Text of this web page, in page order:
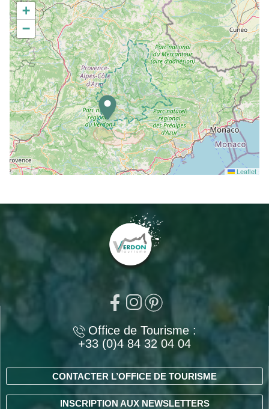
+
−
Leaflet
Office de Tourisme :
+33 (0)4 84 32 04 04
CONTACTER L’OFFICE DE TOURISME
INSCRIPTION AUX NEWSLETTERS